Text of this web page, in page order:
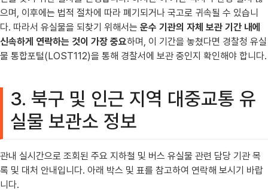
으며, 이후에는 법적 절차에 따라 폐기되거나 국고로 귀속될 수 있습니
다. 따라서 유실물을 되찾기 위해서는 운수 기관의 자체 보관 기간 내에
신속하게 연락하는 것이 가장 중요하며, 이 기간을 놓쳤다면 경찰청 유실
물 통합포털(LOST112)을 통해 경찰서에 보관 중인지 확인해야 합니다.
3. 북구 및 인근 지역 대중교통 유
실물 보관소 정보
관내 실시간으로 조회된 주요 지하철 및 버스 유실물 관련 담당 기관 목
록 및 대처 안내입니다. 아래 박스 및 표를 참고하여 연락해 보시기 바랍
니다.